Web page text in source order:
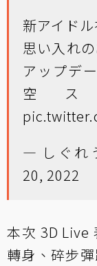
新アイド
思い入れ
アップデ
空
— しぐれ
20, 2022
本次 3D Live
轉身、碎步